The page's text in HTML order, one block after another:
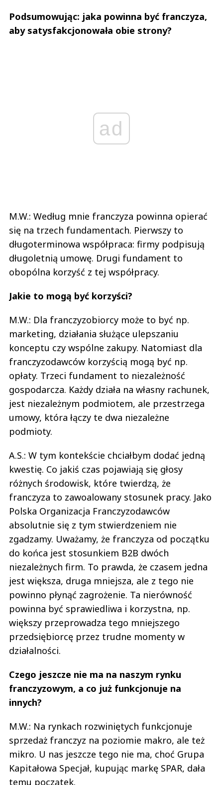
Podsumowując: jaka powinna być franczyza,
aby satysfakcjonowała obie strony?
ad
M.W.: Według mnie franczyza powinna opierać
się na trzech fundamentach. Pierwszy to
długoterminowa współpraca: firmy podpisują
długoletnią umowę. Drugi fundament to
obopólna korzyść z tej współpracy.
Jakie to mogą być korzyści?
M.W.: Dla franczyzobiorcy może to być np.
marketing, działania służące ulepszaniu
konceptu czy wspólne zakupy. Natomiast dla
franczyzodawców korzyścią mogą być np.
opłaty. Trzeci fundament to niezależność
gospodarcza. Każdy działa na własny rachunek,
jest niezależnym podmiotem, ale przestrzega
umowy, która łączy te dwa niezależne
podmioty.
A.S.: W tym kontekście chciałbym dodać jedną
kwestię. Co jakiś czas pojawiają się głosy
różnych środowisk, które twierdzą, że
franczyza to zawoalowany stosunek pracy. Jako
Polska Organizacja Franczyzodawców
absolutnie się z tym stwierdzeniem nie
zgadzamy. Uważamy, że franczyza od początku
do końca jest stosunkiem B2B dwóch
niezależnych firm. To prawda, że czasem jedna
jest większa, druga mniejsza, ale z tego nie
powinno płynąć zagrożenie. Ta nierówność
powinna być sprawiedliwa i korzystna, np.
większy przeprowadza tego mniejszego
przedsiębiorcę przez trudne momenty w
działalności.
Czego jeszcze nie ma na naszym rynku
franczyzowym, a co już funkcjonuje na
innych?
M.W.: Na rynkach rozwiniętych funkcjonuje
sprzedaż franczyz na poziomie makro, ale też
mikro. U nas jeszcze tego nie ma, choć Grupa
Kapitałowa Specjał, kupując markę SPAR, dała
temu początek.